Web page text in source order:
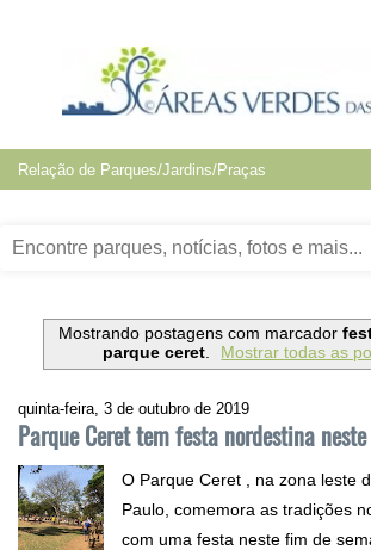
Mostrando postagens com marcador
parque ceret. Mostrar todas as
quinta-feira, 3 de outubro de 2019
Parque Ceret tem festa nordestina
O Parque Ceret , na zona leste
Paulo, comemora as tradições
com uma festa neste fim de